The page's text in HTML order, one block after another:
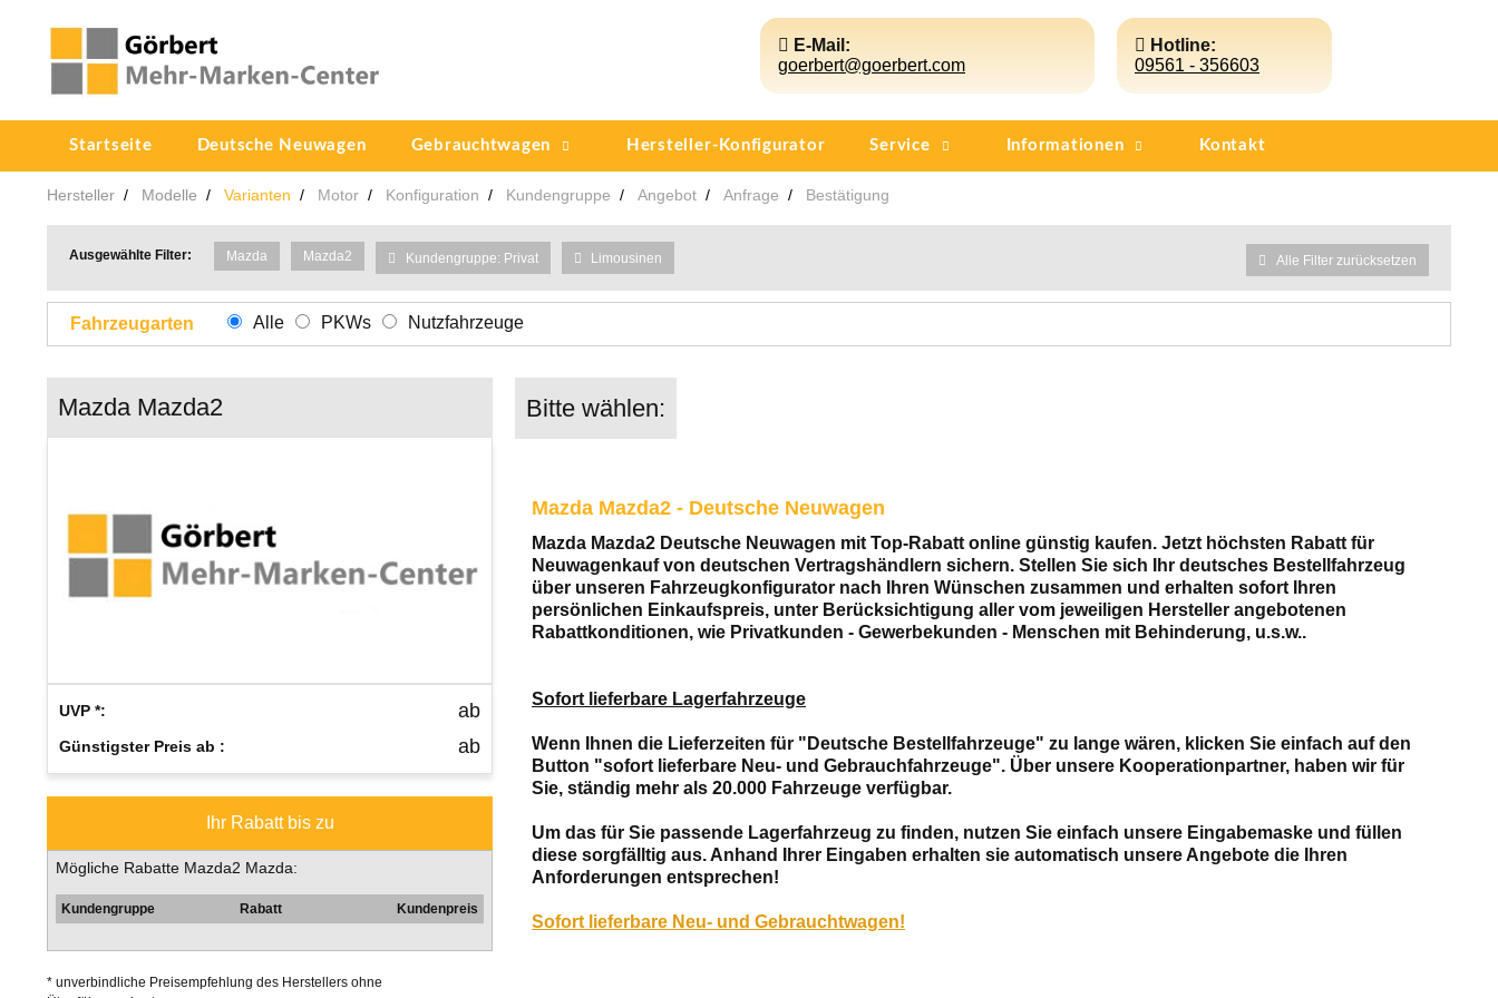
E-Mail:
goerbert@goerbert.com
Hotline:
09561 - 356603
Startseite Deutsche Neuwagen Gebrauchtwagen Hersteller-Konfigurator Service Informationen Kontakt
Hersteller Modelle Varianten Motor Konfiguration Kundengruppe Angebot Anfrage Bestätigung
Ausgewählte Filter: Mazda Mazda2 Kundengruppe: Privat Limousinen Alle Filter zurücksetzen
Fahrzeugarten Alle PKWs Nutzfahrzeuge
Mazda Mazda2
UVP *: ab
Günstigster Preis ab : ab
Ihr Rabatt bis zu
Mögliche Rabatte Mazda2 Mazda:
Kundengruppe Rabatt Kundenpreis
* unverbindliche Preisempfehlung des Herstellers ohne
Bitte wählen:
Mazda Mazda2 - Deutsche Neuwagen
Mazda Mazda2 Deutsche Neuwagen mit Top-Rabatt online günstig kaufen. Jetzt höchsten Rabatt für
Neuwagenkauf von deutschen Vertragshändlern sichern. Stellen Sie sich Ihr deutsches Bestellfahrzeug
über unseren Fahrzeugkonfigurator nach Ihren Wünschen zusammen und erhalten sofort Ihren
persönlichen Einkaufspreis, unter Berücksichtigung aller vom jeweiligen Hersteller angebotenen
Rabattkonditionen, wie Privatkunden - Gewerbekunden - Menschen mit Behinderung, u.s.w..
Sofort lieferbare Lagerfahrzeuge
Wenn Ihnen die Lieferzeiten für "Deutsche Bestellfahrzeuge" zu lange wären, klicken Sie einfach auf den
Button "sofort lieferbare Neu- und Gebrauchfahrzeuge". Über unsere Kooperationpartner, haben wir für
Sie, ständig mehr als 20.000 Fahrzeuge verfügbar.
Um das für Sie passende Lagerfahrzeug zu finden, nutzen Sie einfach unsere Eingabemaske und füllen
diese sorgfälltig aus. Anhand Ihrer Eingaben erhalten sie automatisch unsere Angebote die Ihren
Anforderungen entsprechen!
Sofort lieferbare Neu- und Gebrauchtwagen!